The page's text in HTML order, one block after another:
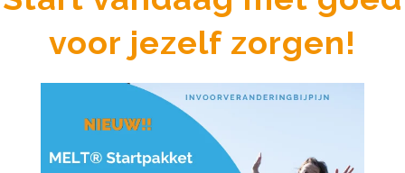
voor jezelf zorgen!